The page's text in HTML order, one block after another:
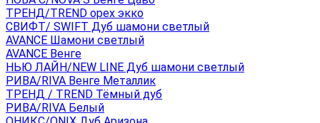
ТРЕНД/TREND орех экко
СВИФТ/ SWIFT Дуб шамони светлый
AVANCE Шамони светлый
AVANCE Венге
НЬЮ ЛАЙН/NEW LINE Дуб шамони светлый
РИВА/RIVA Венге Металлик
TРЕНД / TREND Тёмный дуб
РИВА/RIVA Белый